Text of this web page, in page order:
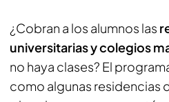
¿Cobran a los alumnos las
universitarias y colegios
no haya clases? El
como algunas residencias